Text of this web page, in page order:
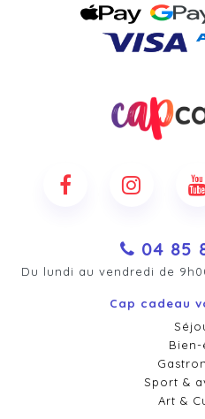
04 85
Du lundi au vendredi de
Cap cadeau
Bien-
Sport &
Art &